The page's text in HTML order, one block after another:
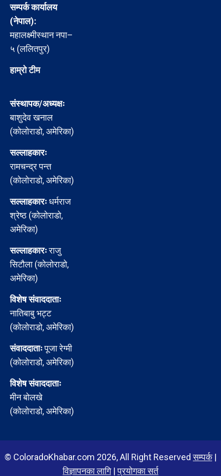
सम्पर्क कार्यालय
(नेपाल):
महालक्ष्मीस्थान नपा–
५ (ललितपुर)
हाम्रो टीम
संस्थापक/अध्यक्षः
बाशुदेव खनाल
(कोलोराडो, अमेरिका)
सल्लाहकारः
रामचन्द्र पन्त
(कोलोराडो, अमेरिका)
सल्लाहकारःधर्मराज
श्रेष्ठ (कोलोराडो,
अमेरिका)
सल्लाहकारःराजु
सिटौला (कोलोराडो,
अमेरिका)
विशेष संवाददाताः
नातिबाबु भट्ट
(कोलोराडो, अमेरिका)
संवाददाताःपूजा रेग्मी
(कोलोराडो, अमेरिका)
विशेष संवाददाताः
मीन बोलखे
(कोलोराडो, अमेरिका)
© ColoradoKhabar.com 2026, All Right Reservedसम्पर्क|
विज्ञापनका लागि|प्रयोगका सर्त